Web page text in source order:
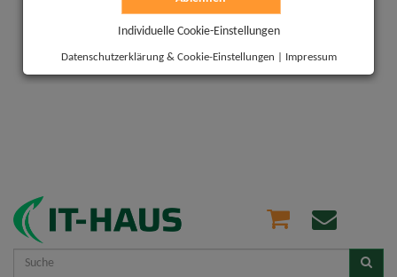
Individuelle Cookie-Einstellungen
Datenschutzerklärung & Cookie-Einstellungen Impressum